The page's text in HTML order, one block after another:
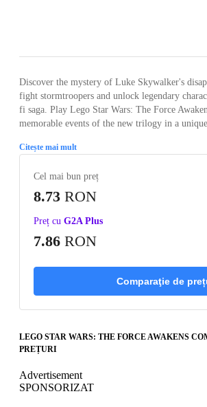
Discover the mystery of Luke Skywalker's
fight stormtroopers and unlock legendary
fi saga. Play Lego Star Wars: The Force
memorable events of the new trilogy in a
Citește mai mult
Cel mai bun preț
8.73 RON
Preț cu G2A Plus
7.86 RON
Comparaţie de
LEGO STAR WARS: THE FORCE AWAKENS
PREȚURI
Advertisement
SPONSORIZAT